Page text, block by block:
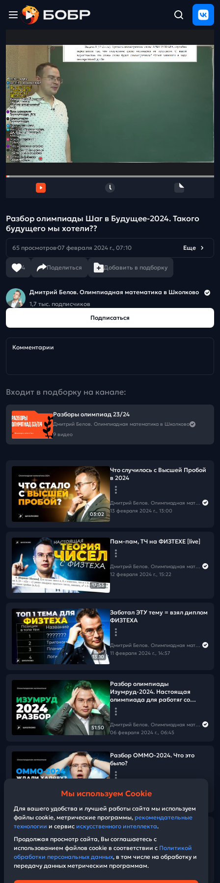
ЩЕЛЧОК
2026
Полезные
материалы
Проверка
сочинений
Тех
поддержка
и
Разбор олимпиады Шаг в Будущее-2024. Такого
будущего мы хотели??
65 просмотров 07 февраля 2024 г., 07:10 Еще
4 Поделиться Добавить в подборку
Дмитрий Белов. Олимпиадная математика в Школково
1,7 тыс. подписчиков
Подписаться
Комментарии
Входит в подборку на канале:
Разборы олимпиад 23/24
Дмитрий Белов. Олимпиадная математика в Школково
9 видео
03:02
Что случилось с Высшей Пробой
в 2024
Дмитрий Белов. Олимпиадная математика в Школково
13 февраля 2024 г., 13:00
17:53
Пам-пам, ТЧ на ФИЗТЕХЕ [live]
Дмитрий Белов. Олимпиадная математика в Школково
12 февраля 2024 г., 15:22
13:10
Заботал ЭТУ тему = взял диплом
ФИЗТЕХА
Дмитрий Белов. Олимпиадная математика в Школково
11 февраля 2024 г., 14:57
51:50
Разбор олимпиады
Изумруд-2024. Настоящая
олимпиада для работяг со
ВсОШа?
Дмитрий Белов. Олимпиадная математика в Школково
06 февраля 2024 г., 06:45
Разбор ОММО-2024. Что это
было?
04 февраля 2024 г., 14:18
01:21:03
Интенсив к ОММО. Турниры и
Дмитрий Белов. Олимпиадная математика в Школково
03 февраля 2024 г., 05:07
Мы используем Cookie
Для вашего удобства и лучшей работы сайта мы используем
файлы cookie, метрические программы, рекомендательные
технологии и сервис искусственного интеллекта.
Продолжая просмотр сайта, Вы соглашаетесь с
использованием файлов cookie в соответствии с Политикой
обработки персональных данных, в том числе на обработку и
передачу данных метрическим программам.